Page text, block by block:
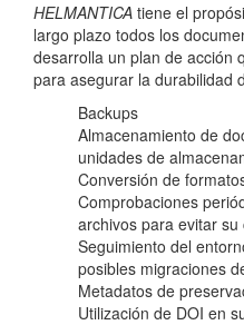
HELMANTICA tiene el
largo plazo todos los
desarrolla un plan de acción
para asegurar la durabilidad
Backups
Almacenamiento de
unidades de
Conversión de
Comprobaciones
archivos para evitar su
Seguimiento del
posibles migraciones
Metadatos de
Utilización de DOI en